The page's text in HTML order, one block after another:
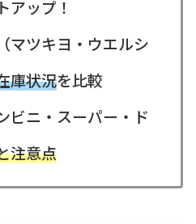
アップ！
マツキヨ・ウエルシ
庫状況を比較
ビニ・スーパー・ド
注意点